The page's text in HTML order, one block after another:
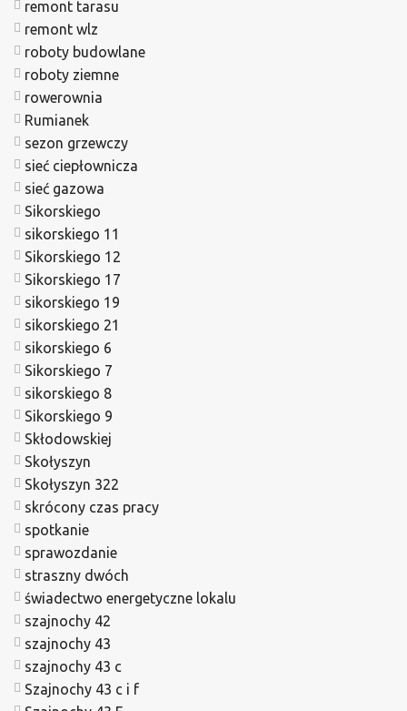
remont tarasu
remont wlz
roboty budowlane
roboty ziemne
rowerownia
Rumianek
sezon grzewczy
sieć ciepłownicza
sieć gazowa
Sikorskiego
sikorskiego 11
Sikorskiego 12
Sikorskiego 17
sikorskiego 19
sikorskiego 21
sikorskiego 6
Sikorskiego 7
sikorskiego 8
Sikorskiego 9
Skłodowskiej
Skołyszyn
Skołyszyn 322
skrócony czas pracy
spotkanie
sprawozdanie
straszny dwóch
świadectwo energetyczne lokalu
szajnochy 42
szajnochy 43
szajnochy 43 c
Szajnochy 43 c i f